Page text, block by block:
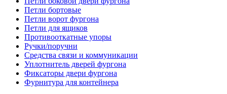
Петли бортовые
Петли ворот фургона
Петли для ящиков
Противооткатные упоры
Ручки/поручни
Средства связи и коммуникации
Уплотнитель дверей фургона
Фиксаторы двери фургона
Фурнитура для контейнера